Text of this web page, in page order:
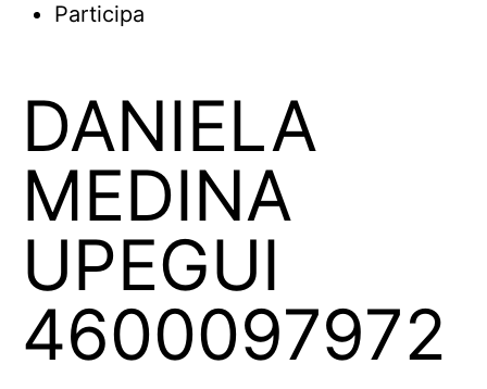
Participa
DANIELA
MEDINA
UPEGUI
4600097972